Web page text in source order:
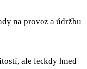
na provoz a údržbu
ale leckdy hned